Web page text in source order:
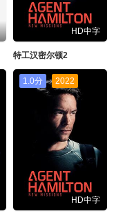
HD中字
特工汉密尔顿2
1.0分 2022
HD中字